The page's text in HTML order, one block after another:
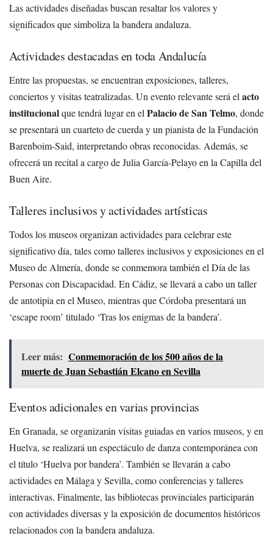
Las actividades diseñadas buscan resaltar los valores y
significados que simboliza la bandera andaluza.
Actividades destacadas en toda Andalucía
Entre las propuestas, se encuentran exposiciones, talleres,
conciertos y visitas teatralizadas. Un evento relevante será el acto
institucionalque tendrá lugar en el Palacio de San Telmo, donde
se presentará un cuarteto de cuerda y un pianista de la Fundación
Barenboim-Said, interpretando obras reconocidas. Además, se
ofrecerá un recital a cargo de Julia García-Pelayo en la Capilla del
Buen Aire.
Talleres inclusivos y actividades artísticas
Todos los museos organizan actividades para celebrar este
significativo día, tales como talleres inclusivos y exposiciones en el
Museo de Almería, donde se conmemora también el Día de las
Personas con Discapacidad. En Cádiz, se llevará a cabo un taller
de antotipia en el Museo, mientras que Córdoba presentará un
‘escape room’ titulado ‘Tras los enigmas de la bandera’.
Leer más: Conmemoración de los 500 años de la
muerte de Juan Sebastián Elcano en Sevilla
Eventos adicionales en varias provincias
En Granada, se organizarán visitas guiadas en varios museos, y en
Huelva, se realizará un espectáculo de danza contemporánea con
el título ‘Huelva por bandera’. También se llevarán a cabo
actividades en Málaga y Sevilla, como conferencias y talleres
interactivas. Finalmente, las bibliotecas provinciales participarán
con actividades diversas y la exposición de documentos históricos
relacionados con la bandera andaluza.